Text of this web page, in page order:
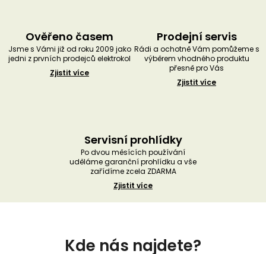
Ověřeno časem
Jsme s Vámi již od roku 2009 jako
jedni z prvních prodejců elektrokol
Zjistit více
Prodejní servis
Rádi a ochotně Vám pomůžeme s
výběrem vhodného produktu
přesně pro Vás
Zjistit více
Servisní prohlídky
Po dvou měsících používání
uděláme garanční prohlídku a vše
zařídíme zcela ZDARMA
Zjistit více
Kde nás najdete?